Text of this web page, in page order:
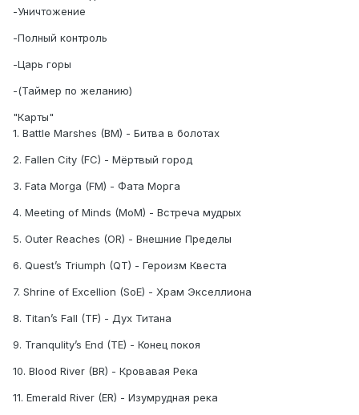
-Уничтожение
-Полный контроль
-Царь горы
-(Таймер по желанию)
"Карты"
1. Battle Marshes (BM) - Битва в болотах
2. Fallen City (FC) - Мёртвый город
3. Fata Morga (FM) - Фата Морга
4. Meeting of Minds (MoM) - Встреча мудрых
5. Outer Reaches (OR) - Внешние Пределы
6. Quest’s Triumph (QT) - Героизм Квеста
7. Shrine of Excellion (SoE) - Храм Экселлиона
8. Titan’s Fall (TF) - Дух Титана
9. Tranqulity’s End (TE) - Конец покоя
10. Blood River (BR) - Кровавая Река
11. Emerald River (ER) - Изумрудная река